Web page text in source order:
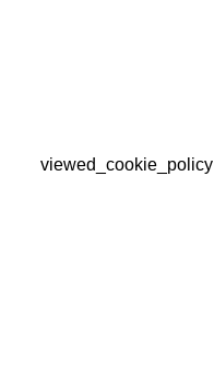
viewed_cookie_policy